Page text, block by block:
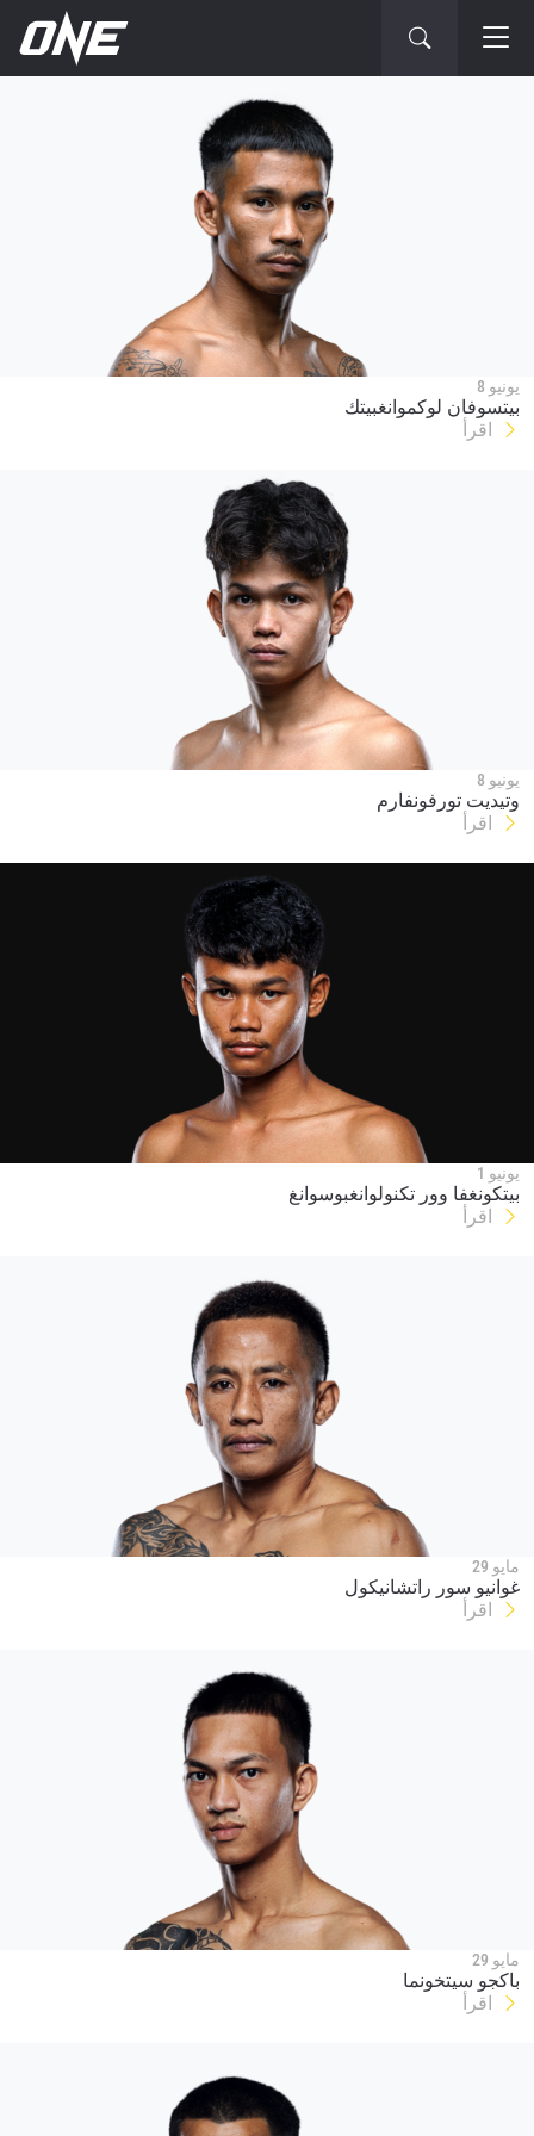
يونيو 8
بيتسوفان لوكموانغبيتك
اقرأ
يونيو 8
وتيديت تورفونفارم
اقرأ
يونيو 1
بيتكونغفا وور تكنولوانغبوسوانغ
اقرأ
مايو 29
غوانيو سور راتشانيكول
اقرأ
مايو 29
باكجو سيتخونما
اقرأ